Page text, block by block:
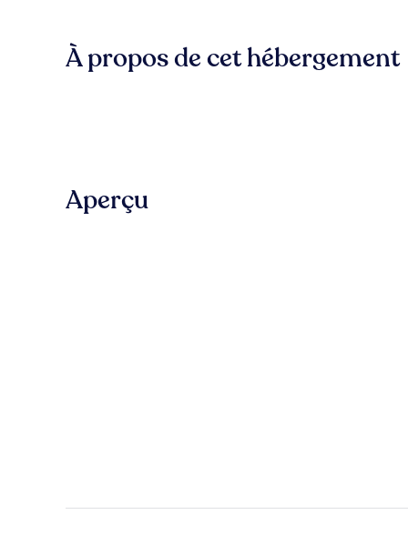
À propos de cet hébergement
Aperçu